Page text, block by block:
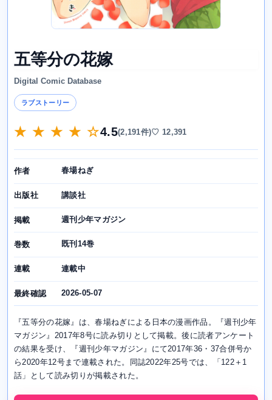
五等分の花嫁
Digital Comic Database
ラブストーリー
★ ★ ★ ★ ☆4.5(2,191件)♡ 12,391
作者 春場ねぎ
出版社 講談社
掲載 週刊少年マガジン
巻数 既刊14巻
連載 連載中
最終確認 2026-05-07
『五等分の花嫁』は、春場ねぎによる日本の漫画作品。『週刊少年
マガジン』2017年8号に読み切りとして掲載。後に読者アンケート
の結果を受け、『週刊少年マガジン』にて2017年36・37合併号か
ら2020年12号まで連載された。同誌2022年25号では、「122＋1
話」として読み切りが掲載された。